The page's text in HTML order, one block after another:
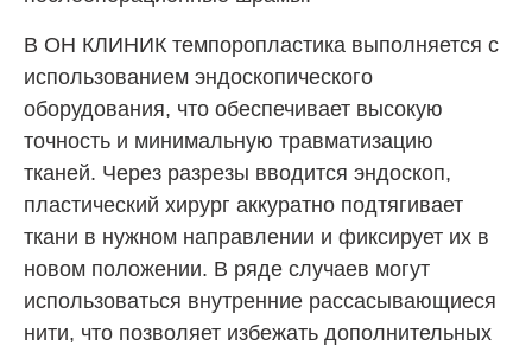
В ОН КЛИНИК темпоропластика выполняется с
использованием эндоскопического
оборудования, что обеспечивает высокую
точность и минимальную травматизацию
тканей. Через разрезы вводится эндоскоп,
пластический хирург аккуратно подтягивает
ткани в нужном направлении и фиксирует их в
новом положении. В ряде случаев могут
использоваться внутренние рассасывающиеся
нити, что позволяет избежать дополнительных